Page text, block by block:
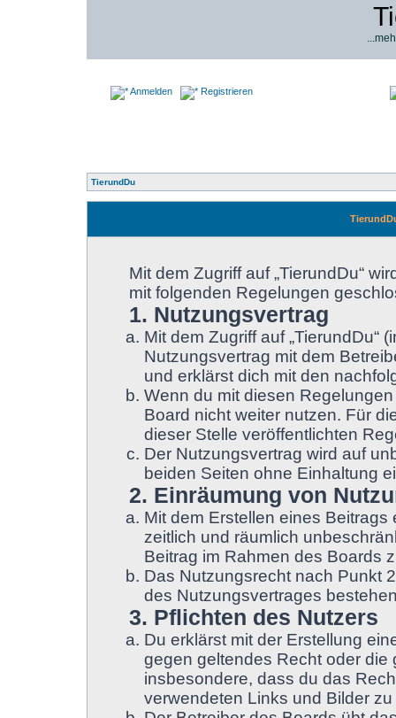
Anmelden Registrieren
TierundDu
Mit dem Zugriff auf „TierundDu“
mit folgenden Regelungen
1. Nutzungsvertrag
Mit dem Zugriff auf „TierundDu“
Nutzungsvertrag mit dem
und erklärst dich mit den
Wenn du mit diesen
Board nicht weiter nutzen. Für
dieser Stelle veröffentlichten
Der Nutzungsvertrag wird auf
beiden Seiten ohne Einhaltung
2. Einräumung von
Mit dem Erstellen eines
zeitlich und räumlich
Beitrag im Rahmen des Boards
Das Nutzungsrecht nach Punkt
des Nutzungsvertrages
3. Pflichten des Nutzers
Du erklärst mit der Erstellung
gegen geltendes Recht oder die
insbesondere, dass du das
verwendeten Links und Bilder